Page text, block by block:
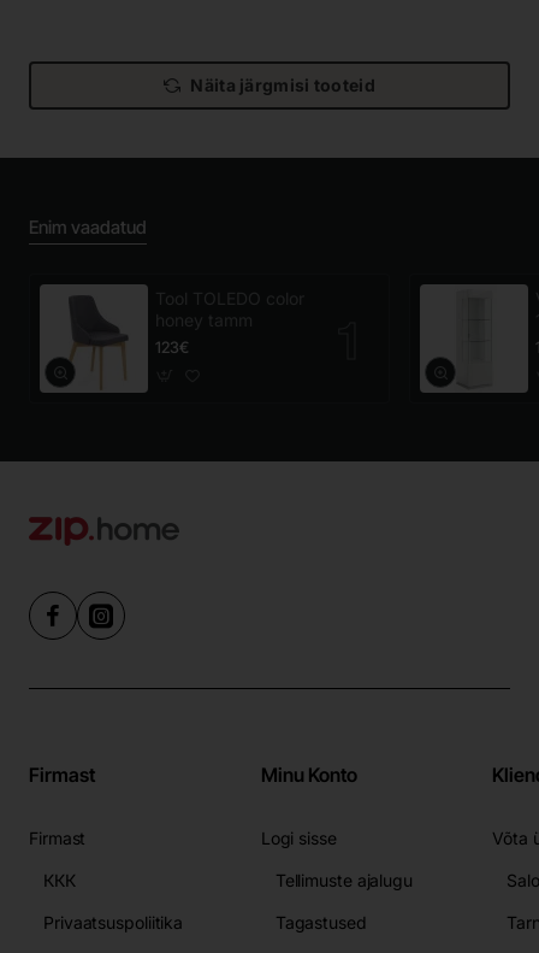
Näita järgmisi tooteid
Enim vaadatud
Tool TOLEDO color
honey tamm
123€
Firmast
Firmast
ККК
Privaatsuspoliitika
Minu Konto
Logi sisse
Tellimuste ajalugu
Tagastused
Võta